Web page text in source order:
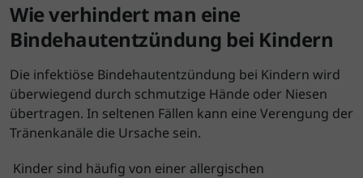
Wie verhindert man eine
Bindehautentzündung bei Kindern
Die infektiöse Bindehautentzündung bei Kindern wird
überwiegend durch schmutzige Hände oder Niesen
übertragen. In seltenen Fällen kann eine Verengung der
Tränenkanäle die Ursache sein.
Kinder sind häufig von einer allergischen